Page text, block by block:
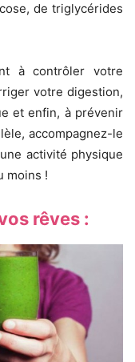
de triglycérides
à contrôler votre
votre digestion,
et enfin, à prévenir
accompagnez-le
activité physique
moins !
rêves :